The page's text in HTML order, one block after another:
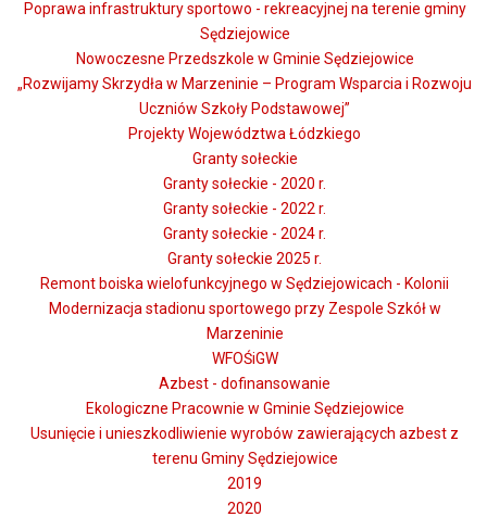
Poprawa infrastruktury sportowo - rekreacyjnej na terenie gminy
Sędziejowice
Nowoczesne Przedszkole w Gminie Sędziejowice
„Rozwijamy Skrzydła w Marzeninie – Program Wsparcia i Rozwoju
Uczniów Szkoły Podstawowej”
Projekty Województwa Łódzkiego
Granty sołeckie
Granty sołeckie - 2020 r.
Granty sołeckie - 2022 r.
Granty sołeckie - 2024 r.
Granty sołeckie 2025 r.
Remont boiska wielofunkcyjnego w Sędziejowicach - Kolonii
Modernizacja stadionu sportowego przy Zespole Szkół w
Marzeninie
WFOŚiGW
Azbest - dofinansowanie
Ekologiczne Pracownie w Gminie Sędziejowice
Usunięcie i unieszkodliwienie wyrobów zawierających azbest z
terenu Gminy Sędziejowice
2019
2020